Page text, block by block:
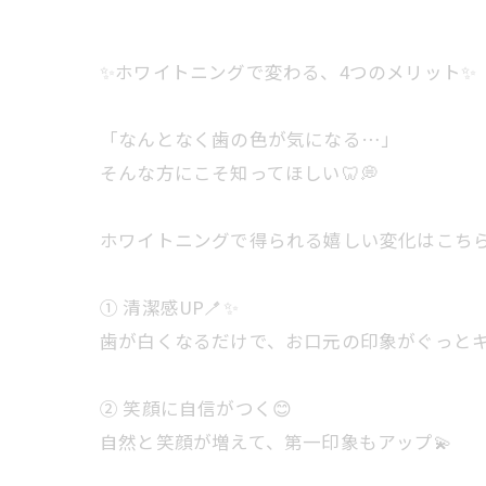
✨ホワイトニングで変わる、4つのメリット✨
「なんとなく歯の色が気になる…」
そんな方にこそ知ってほしい🦷💭
ホワイトニングで得られる嬉しい変化はこち
① 清潔感UP🪥✨
歯が白くなるだけで、お口元の印象がぐっと
② 笑顔に自信がつく😊
自然と笑顔が増えて、第一印象もアップ💫